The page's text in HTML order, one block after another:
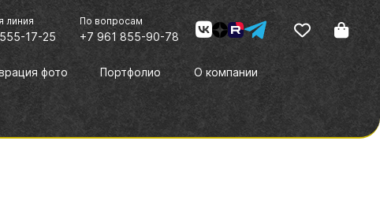
линия
17-25
По вопросам
+7 961 855-90-78
фото Портфолио О компании